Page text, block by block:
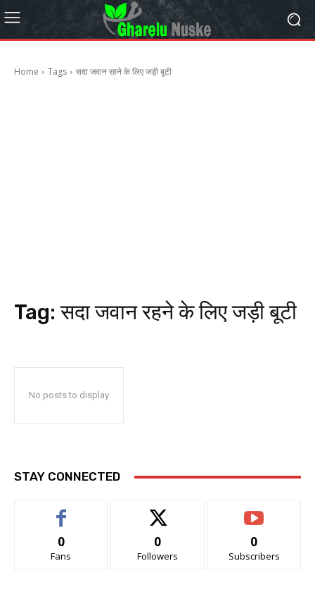
Home Tags सदा जवान रहने के लिए जड़ी बूटी
Tag:सदा जवान रहने के लिए जड़ी बूटी
No posts to display
STAY CONNECTED
0
Fans
0
Followers
0
Subscribers